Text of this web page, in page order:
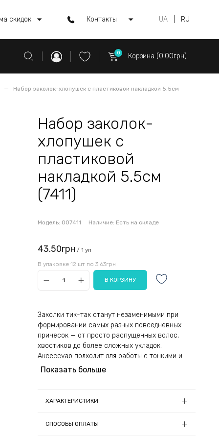
скидок Контакты UA RU
0 Корзина (0.00грн)
Набор заколок-хлопушек с пластиковой накладкой 5.5см
Набор заколок-
хлопушек с
пластиковой
накладкой 5.5см
(7411)
Модель: 007411 Наличие: Есть на складе
43.50грн / 1 уп
В упаковке 12 шт по 3.63грн
Заколки тик-так станут незаменимыми при
формировании самых разных повседневных
причесок — от просто распущенных волос,
хвостиков до более сложных укладок.
Аксессуар подходит для работы с тонкими и
густыми локонами разной длины. Украшение
естественную красоту рыжей, светлой и
создавая множество интересных комбинаций и
Показать больше
ХАРАКТЕРИСТИКИ
Длина, см: 5.5
СПОСОБЫ ОПЛАТЫ